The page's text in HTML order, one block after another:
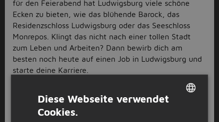
für den Feierabend hat Ludwigsburg viele schöne
Ecken zu bieten, wie das blühende Barock, das
Residenzschloss Ludwigsburg oder das Seeschloss
Monrepos. Klingt das nicht nach einer tollen Stadt
zum Leben und Arbeiten? Dann bewirb dich am
besten noch heute auf einen Job in Ludwigsburg und
starte deine Karriere.
Ludwigsburg
Diese Webseite verwendet
Cookies.